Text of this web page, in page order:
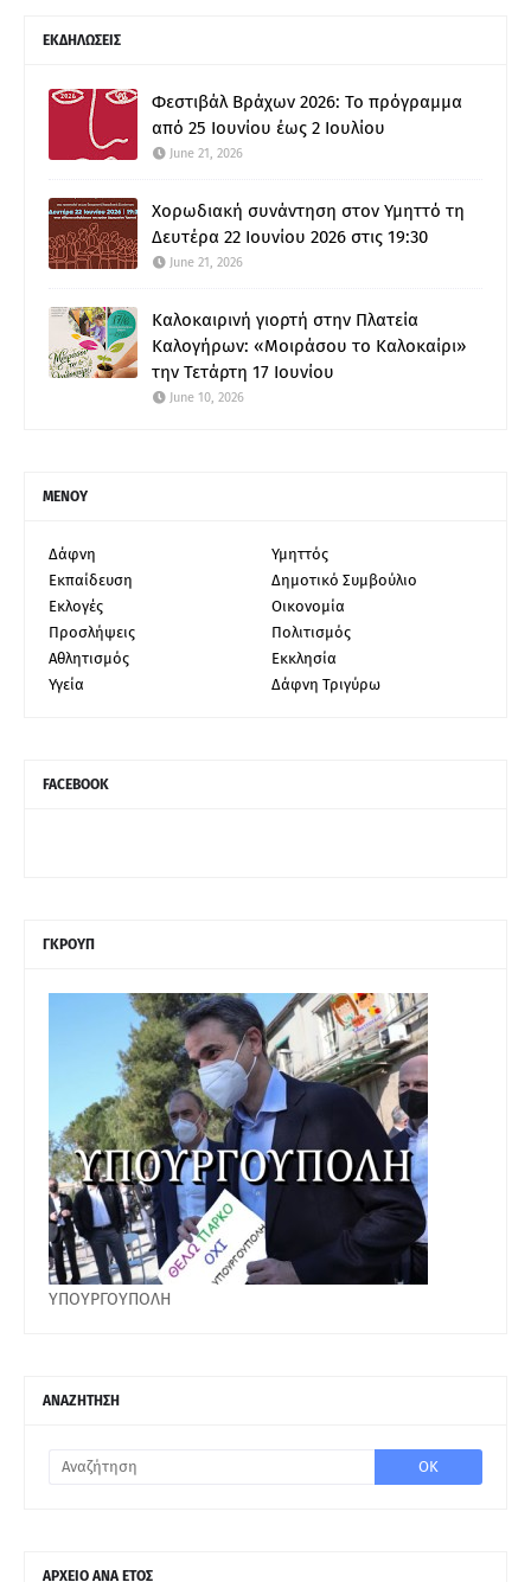
ΕΚΔΗΛΩΣΕΙΣ
Φεστιβάλ Βράχων 2026: Το πρόγραμμα
από 25 Ιουνίου έως 2 Ιουλίου
June 21, 2026
Χορωδιακή συνάντηση στον Υμηττό τη
Δευτέρα 22 Ιουνίου 2026 στις 19:30
June 21, 2026
Καλοκαιρινή γιορτή στην Πλατεία
Καλογήρων: «Μοιράσου το Καλοκαίρι»
την Τετάρτη 17 Ιουνίου
June 10, 2026
ΜΕΝΟΥ
Δάφνη
Υμηττός
Εκπαίδευση
Δημοτικό Συμβούλιο
Εκλογές
Οικονομία
Προσλήψεις
Πολιτισμός
Αθλητισμός
Εκκλησία
Υγεία
Δάφνη Τριγύρω
FACEBOOK
ΓΚΡΟΥΠ
ΥΠΟΥΡΓΟΥΠΟΛΗ
ΑΝΑΖΗΤΗΣΗ
ΑΡΧΕΙΟ ΑΝΑ ΕΤΟΣ